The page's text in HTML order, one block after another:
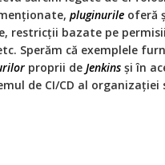
pluginurile oferă
restricții bazate pe
Sperăm că exemplele
proprii de Jenkins și în
de CI/CD al organizației